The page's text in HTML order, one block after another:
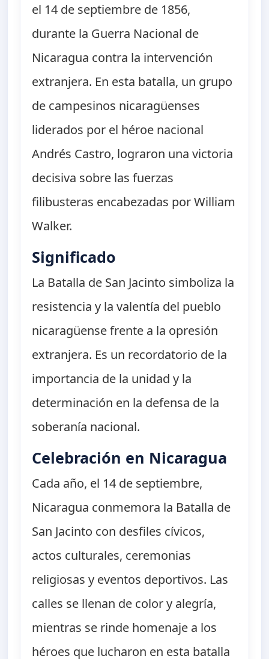
el 14 de septiembre de 1856,
durante la Guerra Nacional de
Nicaragua contra la intervención
extranjera. En esta batalla, un grupo
de campesinos nicaragüenses
liderados por el héroe nacional
Andrés Castro, lograron una victoria
decisiva sobre las fuerzas
filibusteras encabezadas por William
Walker.
Significado
La Batalla de San Jacinto simboliza la
resistencia y la valentía del pueblo
nicaragüense frente a la opresión
extranjera. Es un recordatorio de la
importancia de la unidad y la
determinación en la defensa de la
soberanía nacional.
Celebración en Nicaragua
Cada año, el 14 de septiembre,
Nicaragua conmemora la Batalla de
San Jacinto con desfiles cívicos,
actos culturales, ceremonias
religiosas y eventos deportivos. Las
calles se llenan de color y alegría,
mientras se rinde homenaje a los
héroes que lucharon en esta batalla